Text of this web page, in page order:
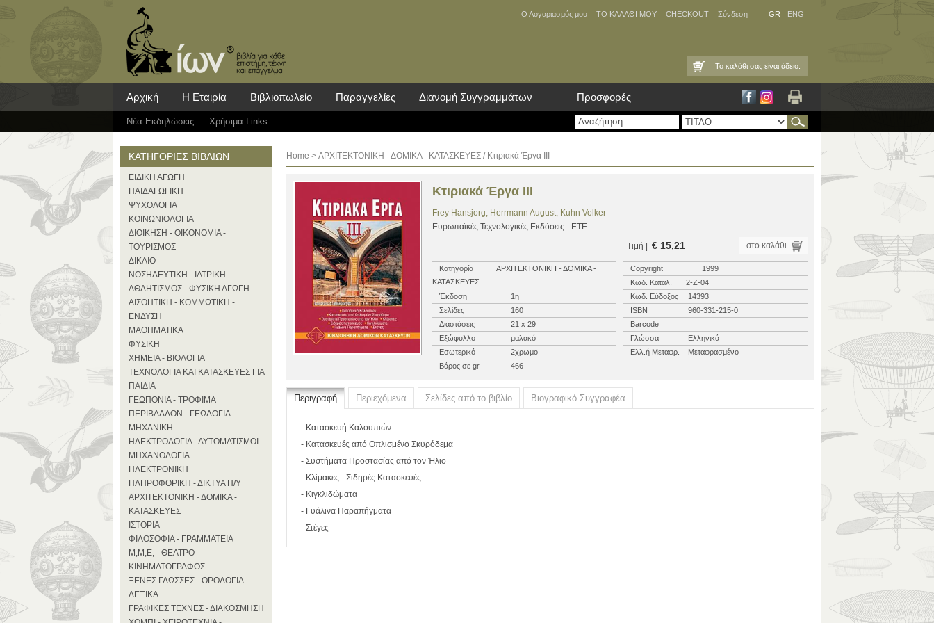
Ο Λογαριασμός μου ΤΟ ΚΑΛΑΘΙ ΜΟΥ CHECKOUT Σύνδεση GR ENG
Το καλάθι σας είναι άδειο.
Αρχική Η Εταιρία Βιβλιοπωλείο Παραγγελίες Διανομή Συγγραμμάτων Προσφορές
Νέα Eκδηλώσεις Χρήσιμα Links
ΚΑΤΗΓΟΡΙΕΣ ΒΙΒΛΙΩΝ
ΕΙΔΙΚΗ ΑΓΩΓΗ
ΠΑΙΔΑΓΩΓΙΚΗ
ΨΥΧΟΛΟΓΙΑ
ΚΟΙΝΩΝΙΟΛΟΓΙΑ
ΔΙΟΙΚΗΣΗ - ΟΙΚΟΝΟΜΙΑ -
ΤΟΥΡΙΣΜΟΣ
ΔΙΚΑΙΟ
ΝΟΣΗΛΕΥΤΙΚΗ - ΙΑΤΡΙΚΗ
ΑΘΛΗΤΙΣΜΟΣ - ΦΥΣΙΚΗ ΑΓΩΓΗ
ΑΙΣΘΗΤΙΚΗ - ΚΟΜΜΩΤΙΚΗ -
ΕΝΔΥΣΗ
ΜΑΘΗΜΑΤΙΚΑ
ΦΥΣΙΚΗ
ΧΗΜΕΙΑ - ΒΙΟΛΟΓΙΑ
ΤΕΧΝΟΛΟΓΙΑ ΚΑΙ ΚΑΤΑΣΚΕΥΕΣ ΓΙΑ
ΠΑΙΔΙΑ
ΓΕΩΠΟΝΙΑ - ΤΡΟΦΙΜΑ
ΠΕΡΙΒΑΛΛΟΝ - ΓΕΩΛΟΓΙΑ
ΜΗΧΑΝΙΚΗ
ΗΛΕΚΤΡΟΛΟΓΙΑ - ΑΥΤΟΜΑΤΙΣΜΟΙ
ΜΗΧΑΝΟΛΟΓΙΑ
ΗΛΕΚΤΡΟΝΙΚΗ
ΠΛΗΡΟΦΟΡΙΚΗ - ΔΙΚΤΥΑ Η/Υ
ΑΡΧΙΤΕΚΤΟΝΙΚΗ - ΔΟΜΙΚΑ -
ΚΑΤΑΣΚΕΥΕΣ
ΙΣΤΟΡΙΑ
ΦΙΛΟΣΟΦΙΑ - ΓΡΑΜΜΑΤΕΙΑ
Μ,Μ,Ε, - ΘΕΑΤΡΟ -
ΚΙΝΗΜΑΤΟΓΡΑΦΟΣ
ΞΕΝΕΣ ΓΛΩΣΣΕΣ - ΟΡΟΛΟΓΙΑ
ΛΕΞΙΚΑ
ΓΡΑΦΙΚΕΣ ΤΕΧΝΕΣ - ΔΙΑΚΟΣΜΗΣΗ
Home > ΑΡΧΙΤΕΚΤΟΝΙΚΗ - ΔΟΜΙΚΑ - ΚΑΤΑΣΚΕΥΕΣ / Κτιριακά Έργα ΙΙΙ
Κτιριακά Έργα ΙΙΙ
Frey Hansjorg, Herrmann August, Kuhn Volker
Ευρωπαϊκές Τεχνολογικές Εκδόσεις - ΕΤΕ
Τιμή |
€ 15,21 στο καλάθι
Κατηγορία
ΑΡΧΙΤΕΚΤΟΝΙΚΗ - ΔΟΜΙΚΑ -
ΚΑΤΑΣΚΕΥΕΣ
Copyright
1999
Κωδ. Καταλ.
2-Ζ-04
Έκδοση
1η Κωδ. Εύδοξος
14393
Σελίδες
160 ISBN
960-331-215-0
Διαστάσεις
21 x 29
Barcode
Εξώφυλλο
μαλακό Γλώσσα
Ελληνικά
Εσωτερικό
2χρωμο Ελλ.ή Μεταφρ.
Μεταφρασμένο
Βάρος σε gr
466
Περιγραφή Περιεχόμενα Σελίδες από το βιβλίο Βιογραφικό Συγγραφέα
- Κατασκευή Καλουπιών
- Κατασκευές από Οπλισμένο Σκυρόδεμα
- Συστήματα Προστασίας από τον Ήλιο
- Κλίμακες - Σιδηρές Κατασκευές
- Κιγκλιδώματα
- Γυάλινα Παραπήγματα
- Στέγες